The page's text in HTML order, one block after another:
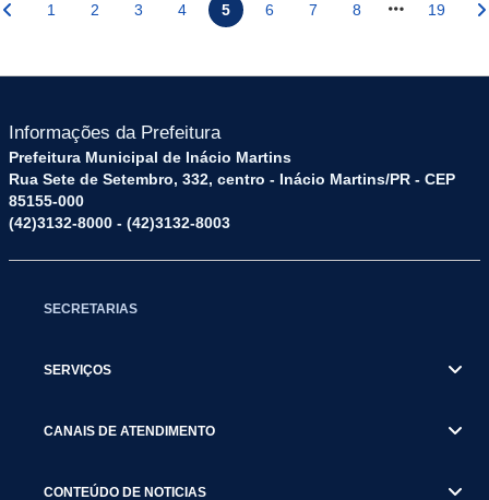
1 2 3 4 5 6 7 8 19
Informações da Prefeitura
Prefeitura Municipal de Inácio Martins
Rua Sete de Setembro, 332, centro - Inácio Martins/PR - CEP
85155-000
(42)3132-8000 - (42)3132-8003
SECRETARIAS
SERVIÇOS
CANAIS DE ATENDIMENTO
CONTEÚDO DE NOTICIAS